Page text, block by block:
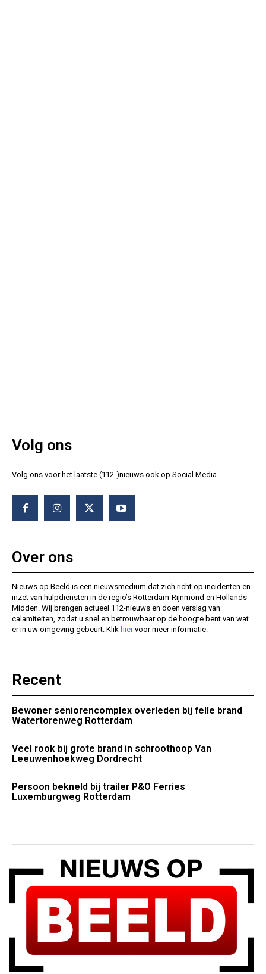
Volg ons
Volg ons voor het laatste (112-)nieuws ook op Social Media.
Over ons
Nieuws op Beeld is een nieuwsmedium dat zich richt op incidenten en
inzet van hulpdiensten in de regio’s Rotterdam-Rijnmond en Hollands
Midden. Wij brengen actueel 112-nieuws en doen verslag van
calamiteiten, zodat u snel en betrouwbaar op de hoogte bent van wat
er in uw omgeving gebeurt. Klik hiervoor meer informatie.
Recent
Bewoner seniorencomplex overleden bij felle brand
Watertorenweg Rotterdam
Veel rook bij grote brand in schroothoop Van
Leeuwenhoekweg Dordrecht
Persoon bekneld bij trailer P&O Ferries
Luxemburgweg Rotterdam